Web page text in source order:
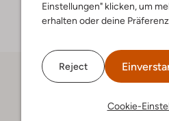
Einstellungen" klicken, um
erhalten oder deine
Reject
Cookie-